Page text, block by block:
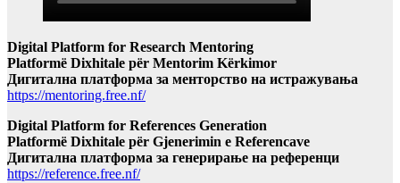
Digital Platform for Research Mentoring
Platformë Dixhitale për Mentorim Kërkimor
Дигитална платформа за менторство на истражувања
https://mentoring.free.nf/
Digital Platform for References Generation
Platformë Dixhitale për Gjenerimin e Referencave
Дигитална платформа за генерирање на референци
https://reference.free.nf/